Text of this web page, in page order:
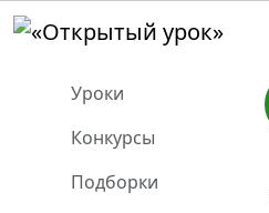
Уроки
Конкурсы
Подборки